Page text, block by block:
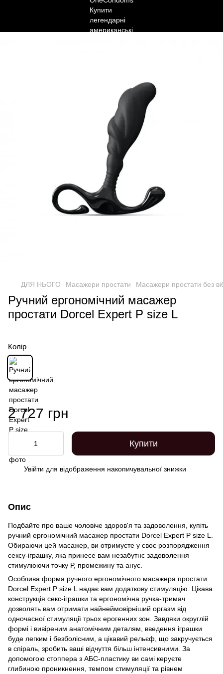
ДЛЯ НЬОГО Масажери простати Масажери простати без
Ручний ергономічний масажер
простати Dorcel Expert P size L
Колір
2 727 грн
Купити
Увійти для відображення накопичувальної знижки
Опис
Подбайте про ваше чоловіче здоров'я та задоволення, купіть
ручний ергономічний масажер простати Dorcel Expert P size L.
Обираючи цей масажер, ви отримуєте у своє розпорядження
сексу-іграшку, яка принесе вам незабутнє задоволення
стимулюючи точку P, промежину та анус.
Особлива форма ручного ергономічного масажера простати
Dorcel Expert P size L надає вам додаткову стимуляцію. Цікава
конструкція секс-іграшки та ергономічна ручка-тримач
дозволять вам отримати найнеймовірніший оргазм від
одночасної стимуляції трьох ерогенних зон. Завдяки округлій
формі і вивіреним анатомічним деталям, введення іграшки
буде легким і безболісним, а цікавий рельєф, що закручується
в спіраль, зробить ваші відчуття більш інтенсивними. За
допомогою стоппера з АБС-пластику ви самі керуєте
глибиною проникнення, темпом стимуляції та рівнем